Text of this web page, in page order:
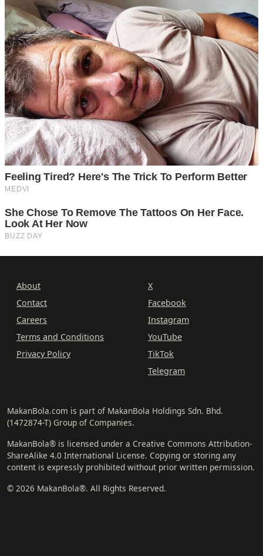
About
Contact
Careers
Terms and Conditions
Privacy Policy
X
Facebook
Instagram
YouTube
TikTok
Telegram
MakanBola.com is part of MakanBola Holdings Sdn. Bhd.
(1472874-T) Group of Companies.
MakanBola® is licensed under a Creative Commons Attribution-
ShareAlike 4.0 International License. Copying or storing any
content is expressly prohibited without prior written permission.
© 2026 MakanBola®. All Rights Reserved.